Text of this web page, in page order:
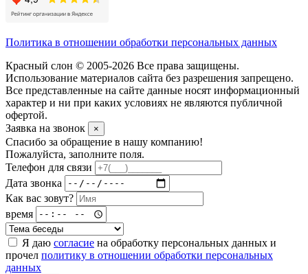
Политика в отношении обработки персональных данных
Красный слон © 2005-2026 Все права защищены.
Использование материалов сайта без разрешения запрещено.
Все представленные на сайте данные носят информационный
характер и ни при каких условиях не являются публичной
офертой.
Заявка на звонок
×
Спасибо за обращение в нашу компанию!
Пожалуйста, заполните поля.
Телефон для связи
Дата звонка
Как вас зовут?
время
Я даю согласие на обработку персональных данных и
прочел политику в отношении обработки персональных
данных